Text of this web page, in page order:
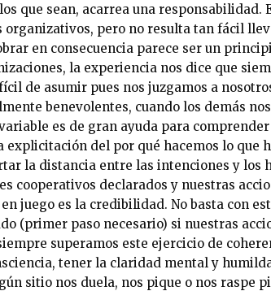
que sean, acarrea una responsabilidad.
pero no resulta tan fácil
en consecuencia parece ser un
la experiencia nos dice que
de asumir pues nos juzgamos a
benevolentes, cuando los demás
es de gran ayuda para
del por qué hacemos lo que
la distancia entre las intenciones y los
cooperativos declarados y nuestras
juego es la credibilidad. No basta con
(primer paso necesario) si nuestras
superamos este ejercicio de
tener la claridad mental y
sitio nos duela, nos pique o nos raspe